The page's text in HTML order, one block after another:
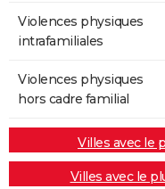
Violences physiques
intrafamiliales
Violences physiques
hors cadre familial
Villes avec le
Villes avec le